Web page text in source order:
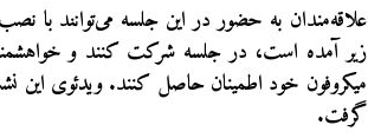
زیر آمده است، در جلسه شرکت کنند و
میکروفون خود اطمینان حاصل کنند. ویدئوی این
گرفت.